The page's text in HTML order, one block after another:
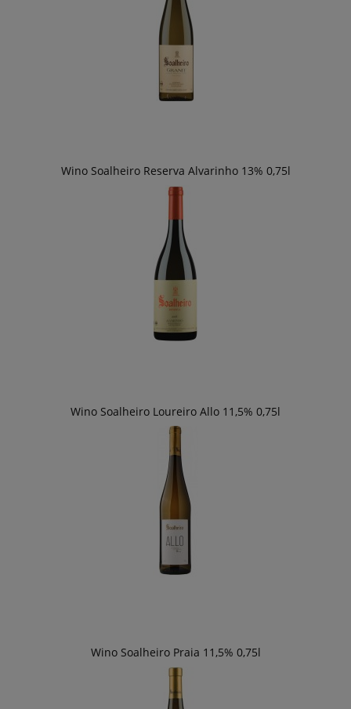
Wino Soalheiro Reserva Alvarinho 13% 0,75l
Wino Soalheiro Loureiro Allo 11,5% 0,75l
Wino Soalheiro Praia 11,5% 0,75l